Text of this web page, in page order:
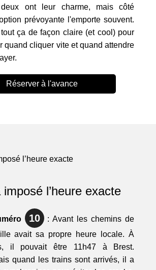
ont leur charme, mais côté
prévoyante l'emporte souvent.
ça de façon claire (et cool) pour
quand cliquer vite et quand attendre
Réserver à l'avance
l’heure exacte
10 : Avant les chemins de
avait sa propre heure locale. À
il pouvait être 11h47 à Brest.
quand les trains sont arrivés, il a